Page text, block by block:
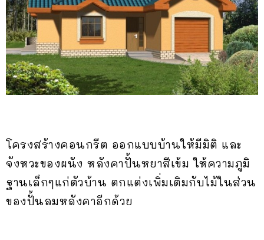
โครงสร้างคอนกรีต ออกแบบบ้านให้มีมิติ และ
จังหวะของผนัง หลังคาปั้นหยาสีเข้ม ให้ความภูมิ
ฐานเล็กๆแก่ตัวบ้าน ตกแต่งเพิ่มเติมกับไม้ในส่วน
ของปั้นลมหลังคาอีกด้วย